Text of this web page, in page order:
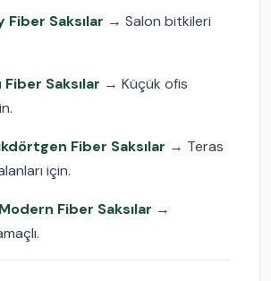
Fiber Saksılar → Salon bitkileri
Saksılar → Küçük ofis
Fiber Saksılar → Teras
için.
Fiber Saksılar →